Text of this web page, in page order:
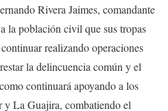
Rivera Jaimes, comandante
la población civil que sus tropas
realizando operaciones
la delincuencia común y el
continuará apoyando a los
y La Guajira, combatiendo el